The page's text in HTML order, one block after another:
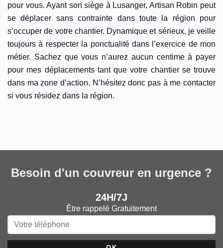
pour vous. Ayant son siège à Lusanger, Artisan Robin peut
se déplacer sans contrainte dans toute la région pour
s’occuper de votre chantier. Dynamique et sérieux, je veille
toujours à respecter la ponctualité dans l’exercice de mon
métier. Sachez que vous n’aurez aucun centime à payer
pour mes déplacements tant que votre chantier se trouve
dans ma zone d’action. N’hésitez donc pas à me contacter
si vous résidez dans la région.
Besoin d'un couvreur en urgence ?
24H/7J
Être rappelé Gratuitement